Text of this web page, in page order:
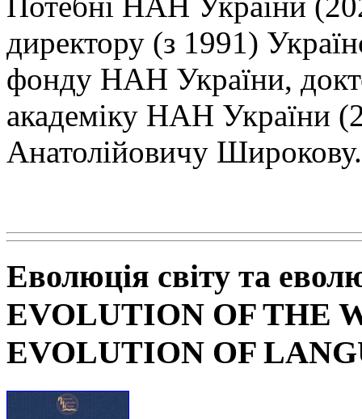
директору (з 1991)
фонду НАН України,
академіку НАН України
Анатолійовичу Широкову.
Еволюція світу та
EVOLUTION OF THE
EVOLUTION OF